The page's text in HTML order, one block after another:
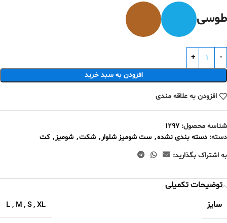
طوسی
افزودن به سبد خرید
افزودن به علاقه مندی
شناسه محصول: 1297
دسته: دسته بندی نشده, ست شومیز شلوار, شکت, شومیز, کت
به اشتراک بگذارید:
توضیحات تکمیلی
سایز
L , M , S , XL